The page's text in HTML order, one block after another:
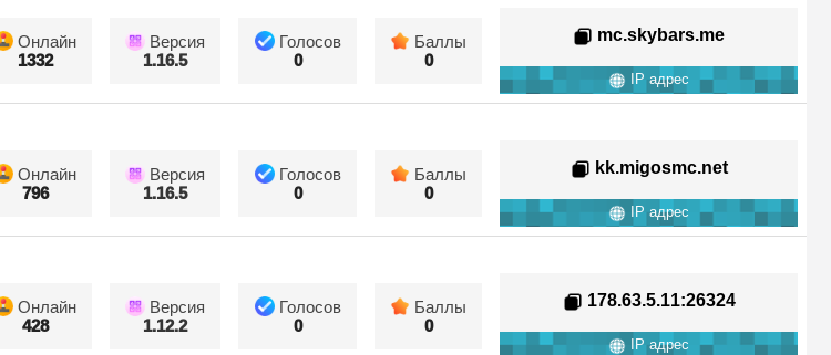
Онлайн
1332
Версия
1.16.5
Голосов
0
Баллы
0
mc.skybars.me
IP адрес
Онлайн
796
Версия
1.16.5
Голосов
0
Баллы
0
kk.migosmc.net
IP адрес
Онлайн
428
Версия
1.12.2
Голосов
0
Баллы
0
178.63.5.11:26324
IP адрес